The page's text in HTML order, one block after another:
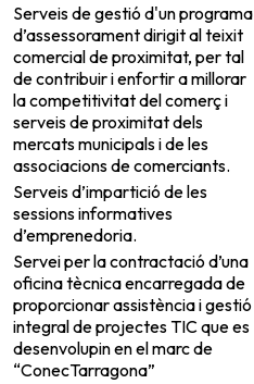
Serveis de gestió d'un programa
d’assessorament dirigit al teixit
comercial de proximitat, per tal
de contribuir i enfortir a millorar
la competitivitat del comerç i
serveis de proximitat dels
mercats municipals i de les
associacions de comerciants.
Serveis d’impartició de les
sessions informatives
d’emprenedoria.
Servei per la contractació d’una
oficina tècnica encarregada de
proporcionar assistència i gestió
integral de projectes TIC que es
desenvolupin en el marc de
“ConecTarragona”